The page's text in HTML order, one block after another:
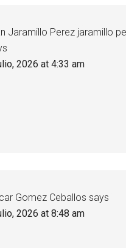
Jaramillo Perez jaramillo
2026 at 4:33 am
Gomez Ceballos says
2026 at 8:48 am